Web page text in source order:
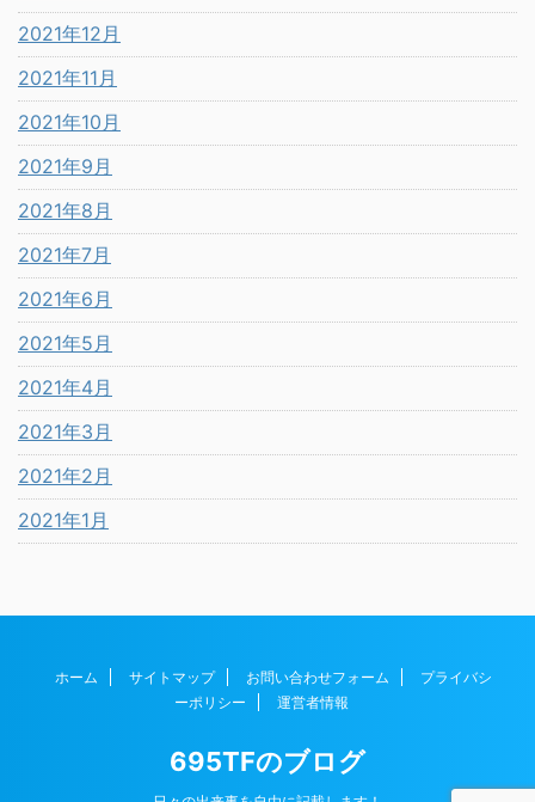
2021年12月
2021年11月
2021年10月
2021年9月
2021年8月
2021年7月
2021年6月
2021年5月
2021年4月
2021年3月
2021年2月
2021年1月
ホーム サイトマップ お問い合わせフォーム
プライバシ
ーポリシー
運営者情報
695TFのブログ